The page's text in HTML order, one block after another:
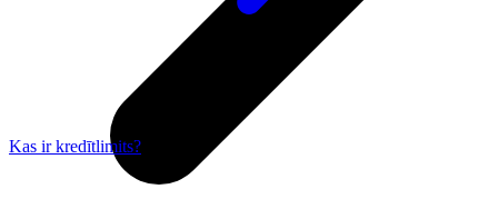
Kas ir kredītlimits?